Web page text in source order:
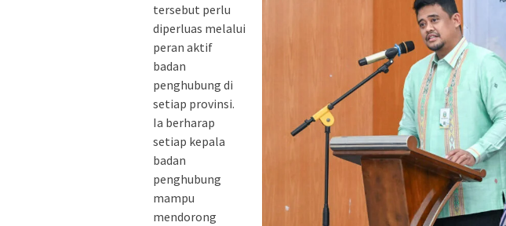
tersebut perlu
diperluas melalui
peran aktif
badan
penghubung di
setiap provinsi.
Ia berharap
setiap kepala
badan
penghubung
mampu
mendorong